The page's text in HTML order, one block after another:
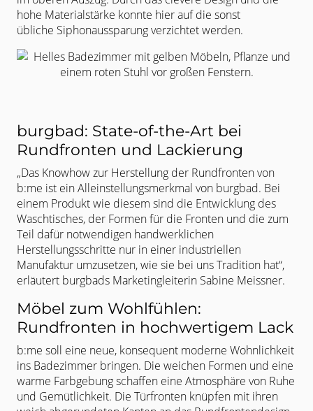
hohe Materialstärke konnte hier auf die sonst
übliche Siphonaussparung verzichtet werden.
burgbad: State-of-the-Art bei
Rundfronten und Lackierung
„Das Knowhow zur Herstellung der Rundfronten von
b:me ist einAlleinstellungsmerkmal von burgbad. Bei
einem Produkt wie diesem sind die Entwicklung des
Waschtisches, der Formen für die Fronten und die zum
Teil dafür notwendigen handwerklichen
Herstellungsschritte nur in einer industriellen
Manufaktur umzusetzen, wie sie bei uns Tradition hat“,
erläutert burgbads Marketingleiterin Sabine Meissner.
Möbel zum Wohlfühlen:
Rundfronten in hochwertigem Lack
b:me soll eine neue, konsequent moderne Wohnlichkeit
ins Badezimmer bringen. Die weichen Formen und eine
warme Farbgebung schaffen eine Atmosphäre von Ruhe
und Gemütlichkeit. Die Türfronten knüpfen mit ihren